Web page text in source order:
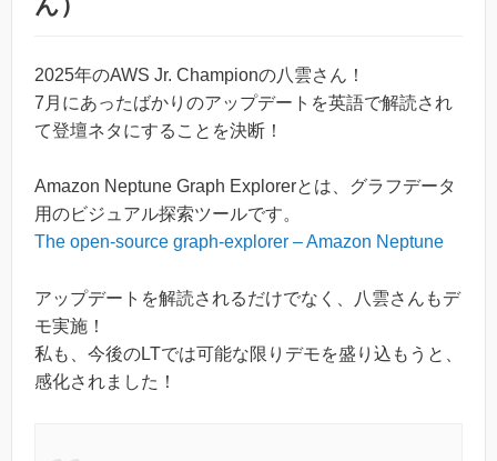
2025年のAWS Jr. Championの八雲さん！
7月にあったばかりのアップデートを英語で解読され
て登壇ネタにすることを決断！
Amazon Neptune Graph Explorerとは、グラフデータ
用のビジュアル探索ツールです。
The open-source graph-explorer – Amazon Neptune
アップデートを解読されるだけでなく、八雲さんもデ
モ実施！
私も、今後のLTでは可能な限りデモを盛り込もうと、
感化されました！